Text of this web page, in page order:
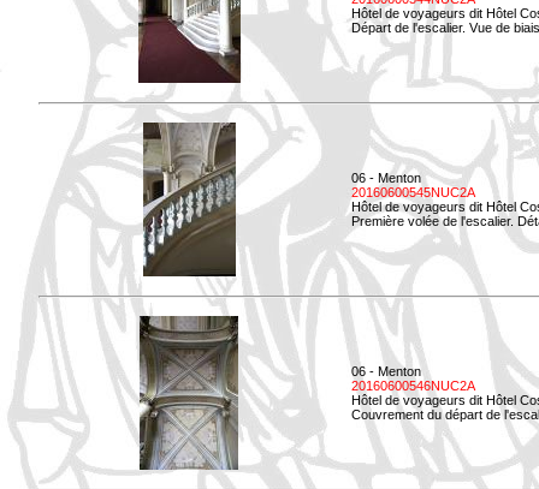
Hôtel de voyageurs dit Hôtel
Départ de l'escalier. Vue de
06 - Menton
20160600545NUC2A
Hôtel de voyageurs dit Hôtel
Première volée de l'escalier.
06 - Menton
20160600546NUC2A
Hôtel de voyageurs dit Hôtel
Couvrement du départ de